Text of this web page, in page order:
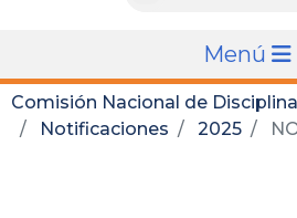
Menú
Comisión Nacional de
Notificaciones
2025